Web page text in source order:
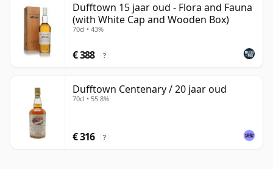
Dufftown 15 jaar oud - Flora and Fauna
(with White Cap and Wooden Box)
70cl • 43%
€ 388 ?
Dufftown Centenary / 20 jaar oud
70cl • 55.8%
€ 316 ?